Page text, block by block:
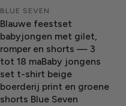
Leverancier:
BLUE SEVEN
Blauwe feestset
babyjongen met gilet,
romper en shorts — 3
tot 18 maBaby jongens
set t-shirt beige
boerderij print en groene
shorts Blue Seven